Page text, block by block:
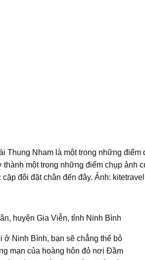
Thung Nham là một trong những điểm
thành một trong những điểm chụp ảnh
đôi đặt chân đến đây. Ảnh:
huyện Gia Viễn, tỉnh Ninh Bình
ở Ninh Bình, bạn sẽ chẳng thể bỏ
mạn của hoàng hôn đỏ nơi Đầm